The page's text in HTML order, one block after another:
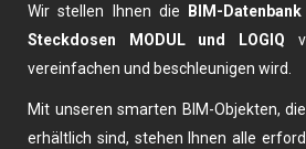
Wir stellen Ihnen die BIM-
Steckdosen MODUL und LOGIQ
vereinfachen und beschleunigen wird.
Mit unseren smarten BIM-Objekten,
erhältlich sind, stehen Ihnen alle